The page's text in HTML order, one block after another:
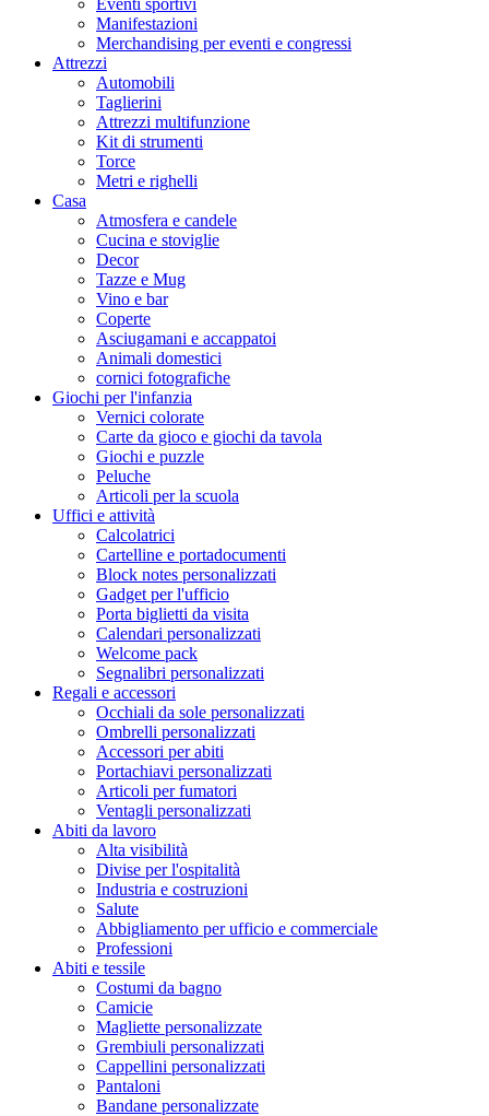
Manifestazioni
Merchandising per eventi e congressi
Attrezzi
Automobili
Taglierini
Attrezzi multifunzione
Kit di strumenti
Torce
Metri e righelli
Casa
Atmosfera e candele
Cucina e stoviglie
Decor
Tazze e Mug
Vino e bar
Coperte
Asciugamani e accappatoi
Animali domestici
cornici fotografiche
Giochi per l'infanzia
Vernici colorate
Carte da gioco e giochi da tavola
Giochi e puzzle
Peluche
Articoli per la scuola
Uffici e attività
Calcolatrici
Cartelline e portadocumenti
Block notes personalizzati
Gadget per l'ufficio
Porta biglietti da visita
Calendari personalizzati
Welcome pack
Segnalibri personalizzati
Regali e accessori
Occhiali da sole personalizzati
Ombrelli personalizzati
Accessori per abiti
Portachiavi personalizzati
Articoli per fumatori
Ventagli personalizzati
Abiti da lavoro
Alta visibilità
Divise per l'ospitalità
Industria e costruzioni
Salute
Abbigliamento per ufficio e commerciale
Professioni
Abiti e tessile
Costumi da bagno
Camicie
Magliette personalizzate
Grembiuli personalizzati
Cappellini personalizzati
Pantaloni
Bandane personalizzate